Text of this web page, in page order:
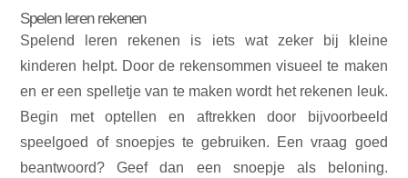
Spelen leren rekenen
Spelend leren rekenen is iets wat zeker bij kleine
kinderen helpt. Door de rekensommen visueel te maken
en er een spelletje van te maken wordt het rekenen leuk.
Begin met optellen en aftrekken door bijvoorbeeld
speelgoed of snoepjes te gebruiken. Een vraag goed
beantwoord? Geef dan een snoepje als beloning.